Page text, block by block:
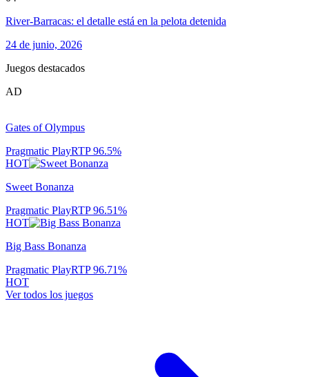
River-Barracas: el detalle está en la pelota detenida
24 de junio, 2026
Juegos destacados
AD
Gates of Olympus
Pragmatic PlayRTP96.5%
HOT
Sweet Bonanza
Pragmatic PlayRTP96.51%
HOT
Big Bass Bonanza
Pragmatic PlayRTP96.71%
HOT
Ver todos los juegos